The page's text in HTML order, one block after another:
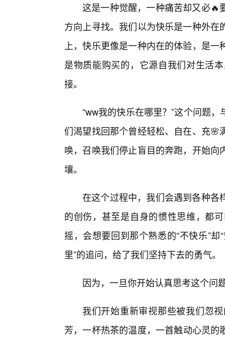
这是一种觉醒，一种痛苦却又必🔥
方向上寻找。我们以为快乐是一种外
上，快乐更像是一种内在的体验，是
是物质能购买的，它源自我们对生活
接。
“ww我的快乐在哪里？”这个问题
们渴望找回那个曾经轻松、自在、充
唤，召唤我们停止盲目的奔跑，开始
壤。
在这个过程中，我们会遇到各种各
的创伤，甚至是自身的惯性思维，都
摇，会想要回到那个熟悉的“不快乐”
里”的追问，给了我们坚持下去的勇气。
因为，一旦你开始认真思考这个问
我们开始重新审视那些被我们忽
芳，一杯热茶的温度，一首触动心灵